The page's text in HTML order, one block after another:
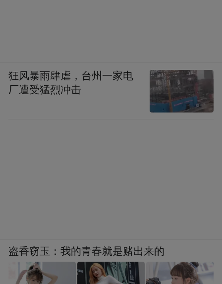
狂风暴雨肆虐，台州一家电
厂遭受猛烈冲击
盗香窃玉：我的青春就是赌出来的